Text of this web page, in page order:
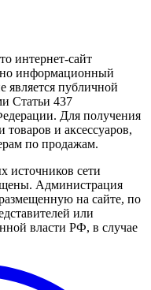
интернет-сайт
информационный
является публичной
Статьи 437
Для получения
и аксессуаров,
по продажам.
источников сети
Администрация
на сайте, по
или
власти РФ, в случае